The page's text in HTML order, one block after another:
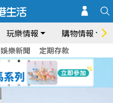
玩樂情報 購物情報
娛樂新聞 定期存款